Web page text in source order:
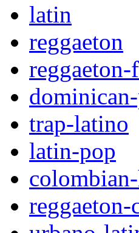
latin
reggaeton
trap-latino
latin-pop